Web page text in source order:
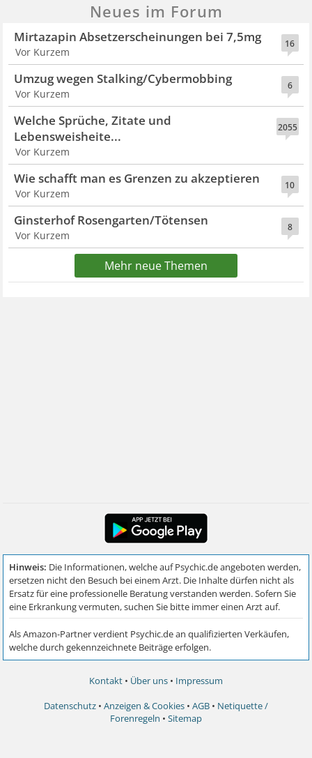
Neues im Forum
16
Mirtazapin Absetzerscheinungen bei 7,5mg
Vor Kurzem
6
Umzug wegen Stalking/Cybermobbing
Vor Kurzem
2055
Welche Sprüche, Zitate und
Lebensweisheite...
Vor Kurzem
10
Wie schafft man es Grenzen zu akzeptieren
Vor Kurzem
8
Ginsterhof Rosengarten/Tötensen
Vor Kurzem
Mehr neue Themen
Kontakt • Über uns • Impressum
Datenschutz • Anzeigen & Cookies • AGB • Netiquette /
Forenregeln • Sitemap